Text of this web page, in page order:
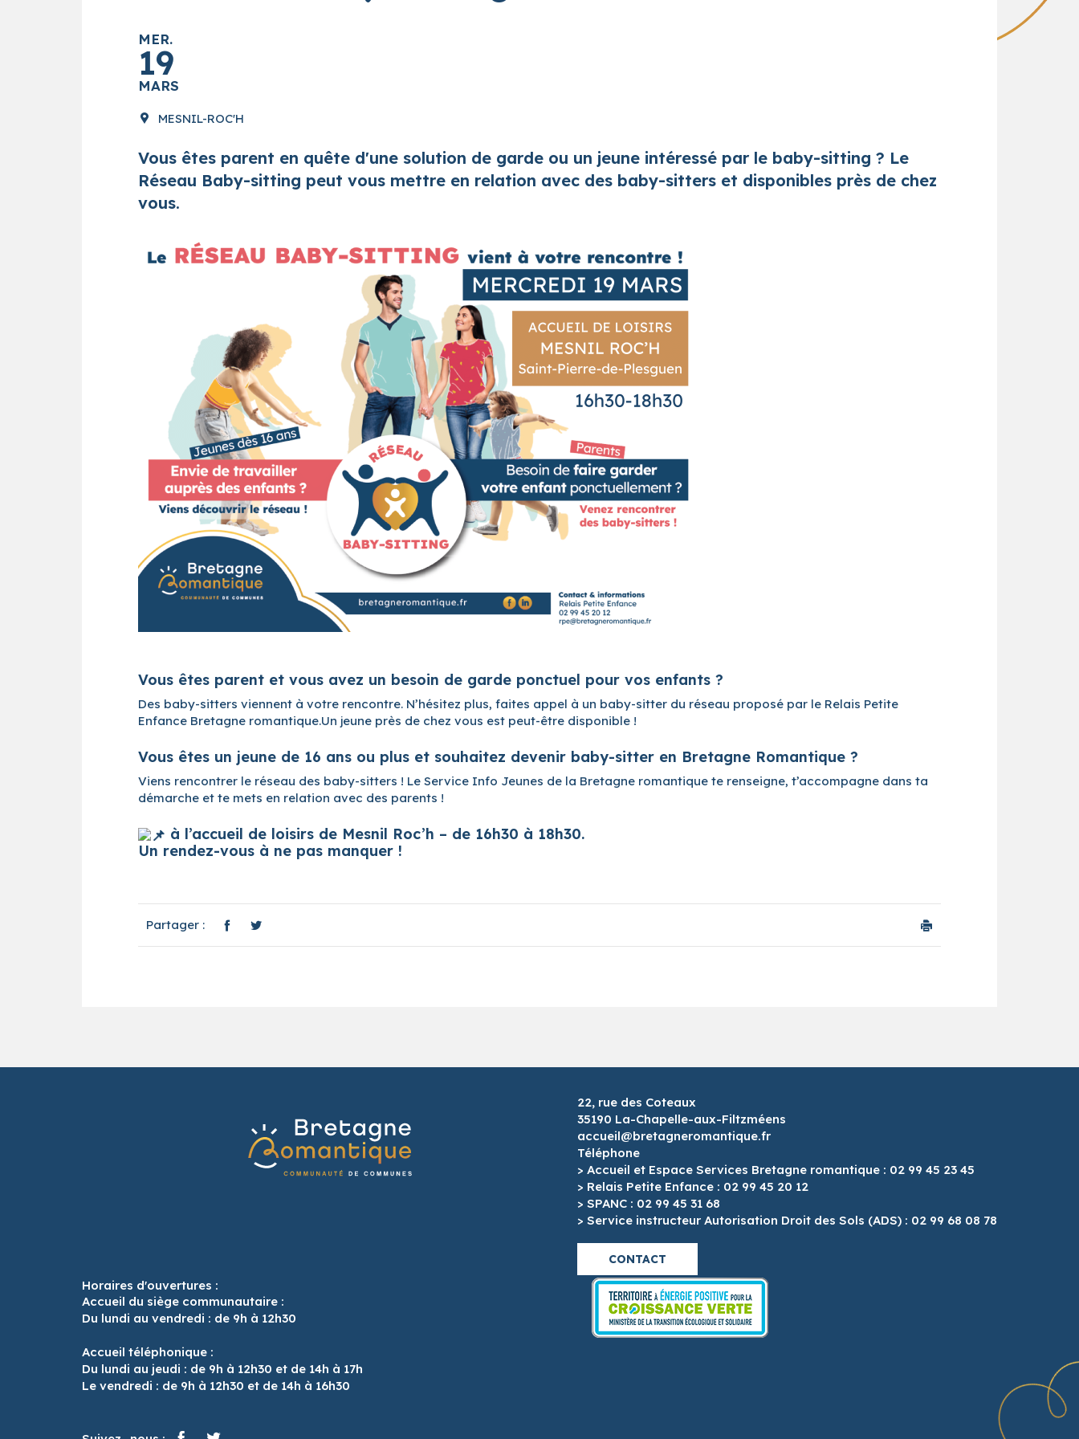
MER.
19
MARS
MESNIL-ROC'H
Vous êtes parent en quête d'une solution de garde ou un jeune intéressé par le baby-sitting ? Le
Réseau Baby-sitting peut vous mettre en relation avec des baby-sitters et disponibles près de chez
vous.
Vous êtes parent et vous avez un besoin de garde ponctuel pour vos enfants ?
Des baby-sitters viennent à votre rencontre. N’hésitez plus, faites appel à un baby-sitter du réseau proposé par le Relais Petite
Enfance Bretagne romantique.Un jeune près de chez vous est peut-être disponible !
Vous êtes un jeune de 16 ans ou plus et souhaitez devenir baby-sitter en Bretagne Romantique ?
Viens rencontrer le réseau des baby-sitters ! Le Service Info Jeunes de la Bretagne romantique te renseigne, t’accompagne dans ta
démarche et te mets en relation avec des parents !
à l’accueil de loisirs de Mesnil Roc’h – de 16h30 à 18h30.
Un rendez-vous à ne pas manquer !
Partager :
22, rue des Coteaux
35190 La-Chapelle-aux-Filtzméens
accueil@bretagneromantique.fr
Téléphone
> Accueil et Espace Services Bretagne romantique : 02 99 45 23 45
> Relais Petite Enfance : 02 99 45 20 12
> SPANC : 02 99 45 31 68
> Service instructeur Autorisation Droit des Sols (ADS) : 02 99 68 08 78
CONTACT
Horaires d'ouvertures :
Accueil du siège communautaire :
Du lundi au vendredi : de 9h à 12h30
Accueil téléphonique :
Du lundi au jeudi : de 9h à 12h30 et de 14h à 17h
Le vendredi : de 9h à 12h30 et de 14h à 16h30